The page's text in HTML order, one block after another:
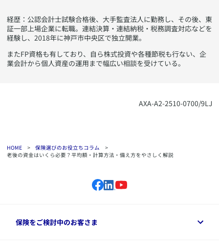
​経歴：公認会計士試験合格後、大手監査法人に勤務し、その後、東
証一部上場企業に転職。連結決算・連結納税・税務調査対応などを
経験し、2018年に神戸市中央区で独立開業。​
​​またFP資格も有しており、自ら株式投資や各種節税も行ない、企
業会計から個人資産の運用まで幅広い相談を受けている。​
​AXA-A2-2510-0700/9LJ
HOME > 保険選びのお役立ちコラム
>
老後の資金はいくら必要？平均額・計算方法・備え方をやさしく解説
保険をご検討中のお客さま